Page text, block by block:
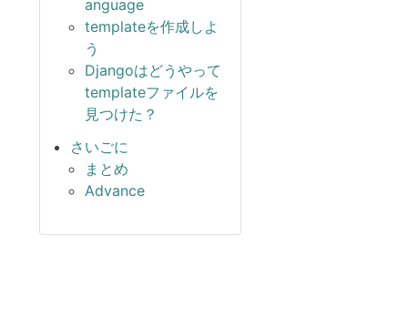
anguage
templateを作成しよ
う
Djangoはどうやって
templateファイルを
見つけた？
さいごに
まとめ
Advance